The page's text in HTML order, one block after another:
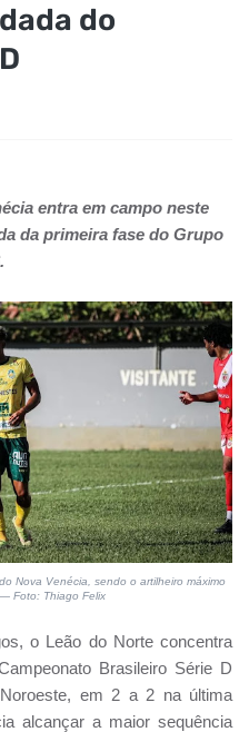
do
entra em campo neste
da primeira fase do Grupo
Nova Venécia, sendo o artilheiro máximo
Foto: Thiago Felix
o Leão do Norte concentra
Brasileiro Série D
em 2 a 2 na última
alcançar a maior sequência